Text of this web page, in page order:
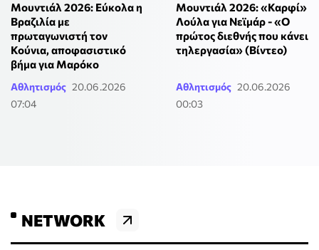
Μουντιάλ 2026: Εύκολα η
Βραζιλία με
πρωταγωνιστή τον
Κούνια, αποφασιστικό
βήμα για Μαρόκο
Αθλητισμός 20.06.2026
07:04
Μουντιάλ 2026: «Καρφί»
Λούλα για Νεϊμάρ - «Ο
πρώτος διεθνής που κάνει
τηλεργασία» (Βίντεο)
Αθλητισμός 20.06.2026
00:03
NETWORK